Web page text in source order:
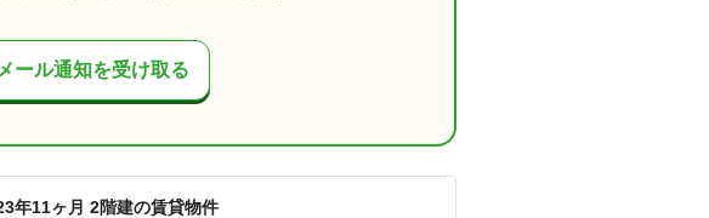
ール通知を受け取る
年11ヶ月 2階建の賃貸物件